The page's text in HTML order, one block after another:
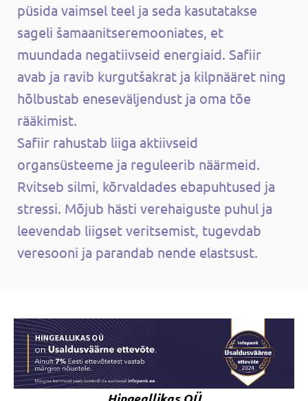
püsida vaimsel teel ja seda kasutatakse
sageli šamaanitseremooniates, et
muundada negatiivseid energiaid. Safiir
avab ja ravib kurgutšakrat ja kilpnääret ning
hõlbustab eneseväljendust ja oma tõe
rääkimist.
Safiir rahustab liiga aktiivseid
organsüsteeme ja reguleerib näärmeid.
Rvitseb silmi, kõrvaldades ebapuhtused ja
stressi. Mõjub hästi verehaiguste puhul ja
leevendab liigset veritsemist, tugevdab
veresooni ja parandab nende elastsust.